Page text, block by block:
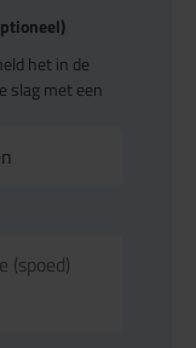
het in de
slag met een